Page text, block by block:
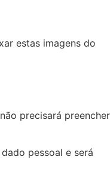
estas imagens do
precisará preencher
pessoal e será